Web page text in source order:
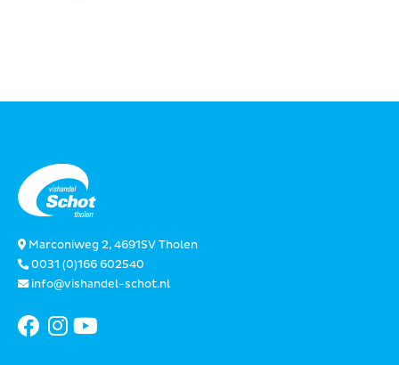
Marconiweg 2, 4691SV Tholen
0031 (0)166 602540
info@vishandel-schot.nl